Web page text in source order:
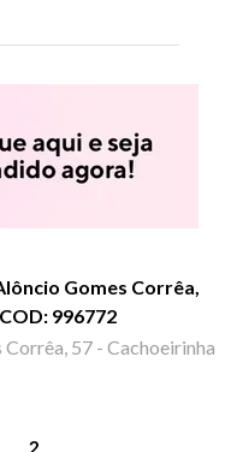
Gomes Corrêa,
996772
57 - Cachoeirinha